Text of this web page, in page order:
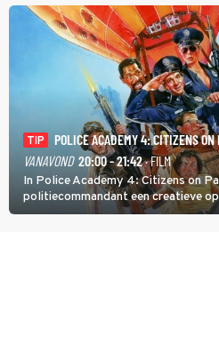
TIP
POLICE ACADEMY 4: CITIZENS ON
VANAVOND 20:00 - 21:42· FILM
In Police Academy 4: Citizens on
politiecommandant een creatieve
agenten.